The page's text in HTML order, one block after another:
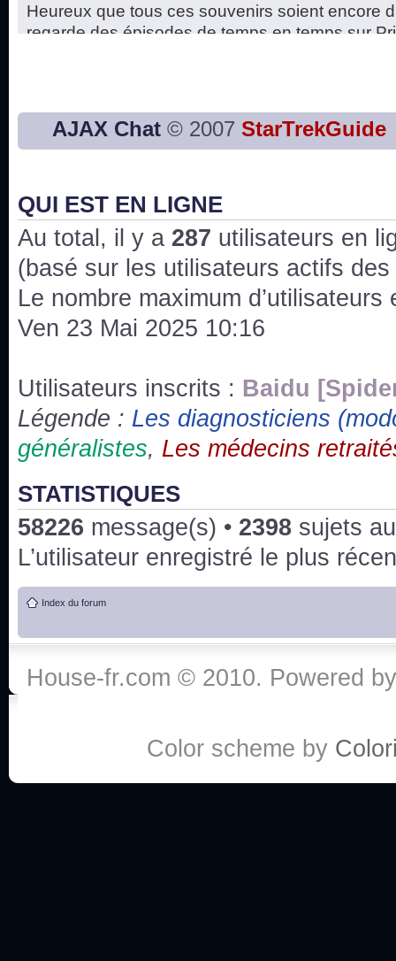
Heureux que tous ces souvenirs soient encore
regarde des épisodes de temps en temps sur
Bon, 2020, ça n'a pas trop marché. JE vous
issus des saisons 6; 7 et 8 !
Bonne année 2020 !
Bonne année 2019 !
Joyeux Noël !
Bonne année tout le monde !
Un peu de ménage, spams supprimés. Depuis
chaines françaises diffusent House, HD1 et
3x24 Human Error mais je suis pas sur
Bonjour j'aimerais que l'on m'aide à trouver un
qu'une personne fait un arrêt cardiaque mais
:he:
Salut tout le monde ! Je me fais un petit après
AJAX Chat © 2007 StarTrekGuide
QUI EST EN LIGNE
Au total, il y a 287 utilisateurs en
(basé sur les utilisateurs actifs
Le nombre maximum
Ven 23 Mai 2025 10:16
Utilisateurs inscrits : Baidu
Légende : Les diagnosticiens
généralistes, Les médecins
STATISTIQUES
58226 message(s) • 2398 sujets
L’utilisateur enregistré le plus
Index du forum
House-fr.com © 2010. Powered
Color scheme by